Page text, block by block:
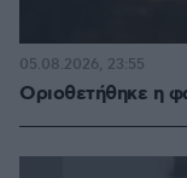
Οριοθετήθηκε η
05.08.2026, 23:55